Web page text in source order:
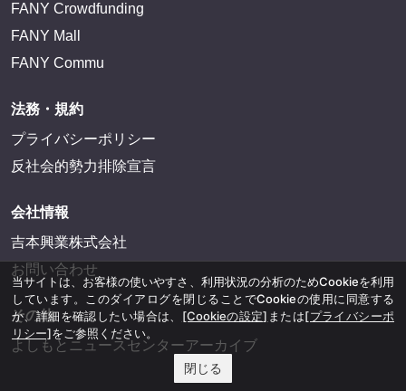
FANY Crowdfunding
FANY Mall
FANY Commu
法務・規約
プライバシーポリシー
反社会的勢力排除宣言
会社情報
吉本興業株式会社
お問い合わせ
その他
よしもとニュースセンターアーカイブ
当サイトは、お客様の使いやすさ、利用状況の分析のためCookieを利用
しています。このダイアログを閉じることでCookieの使用に同意する
か、詳細を確認したい場合は、 [Cookieの設定] または[プライバシーポ
リシー]をご参照ください。
閉じる